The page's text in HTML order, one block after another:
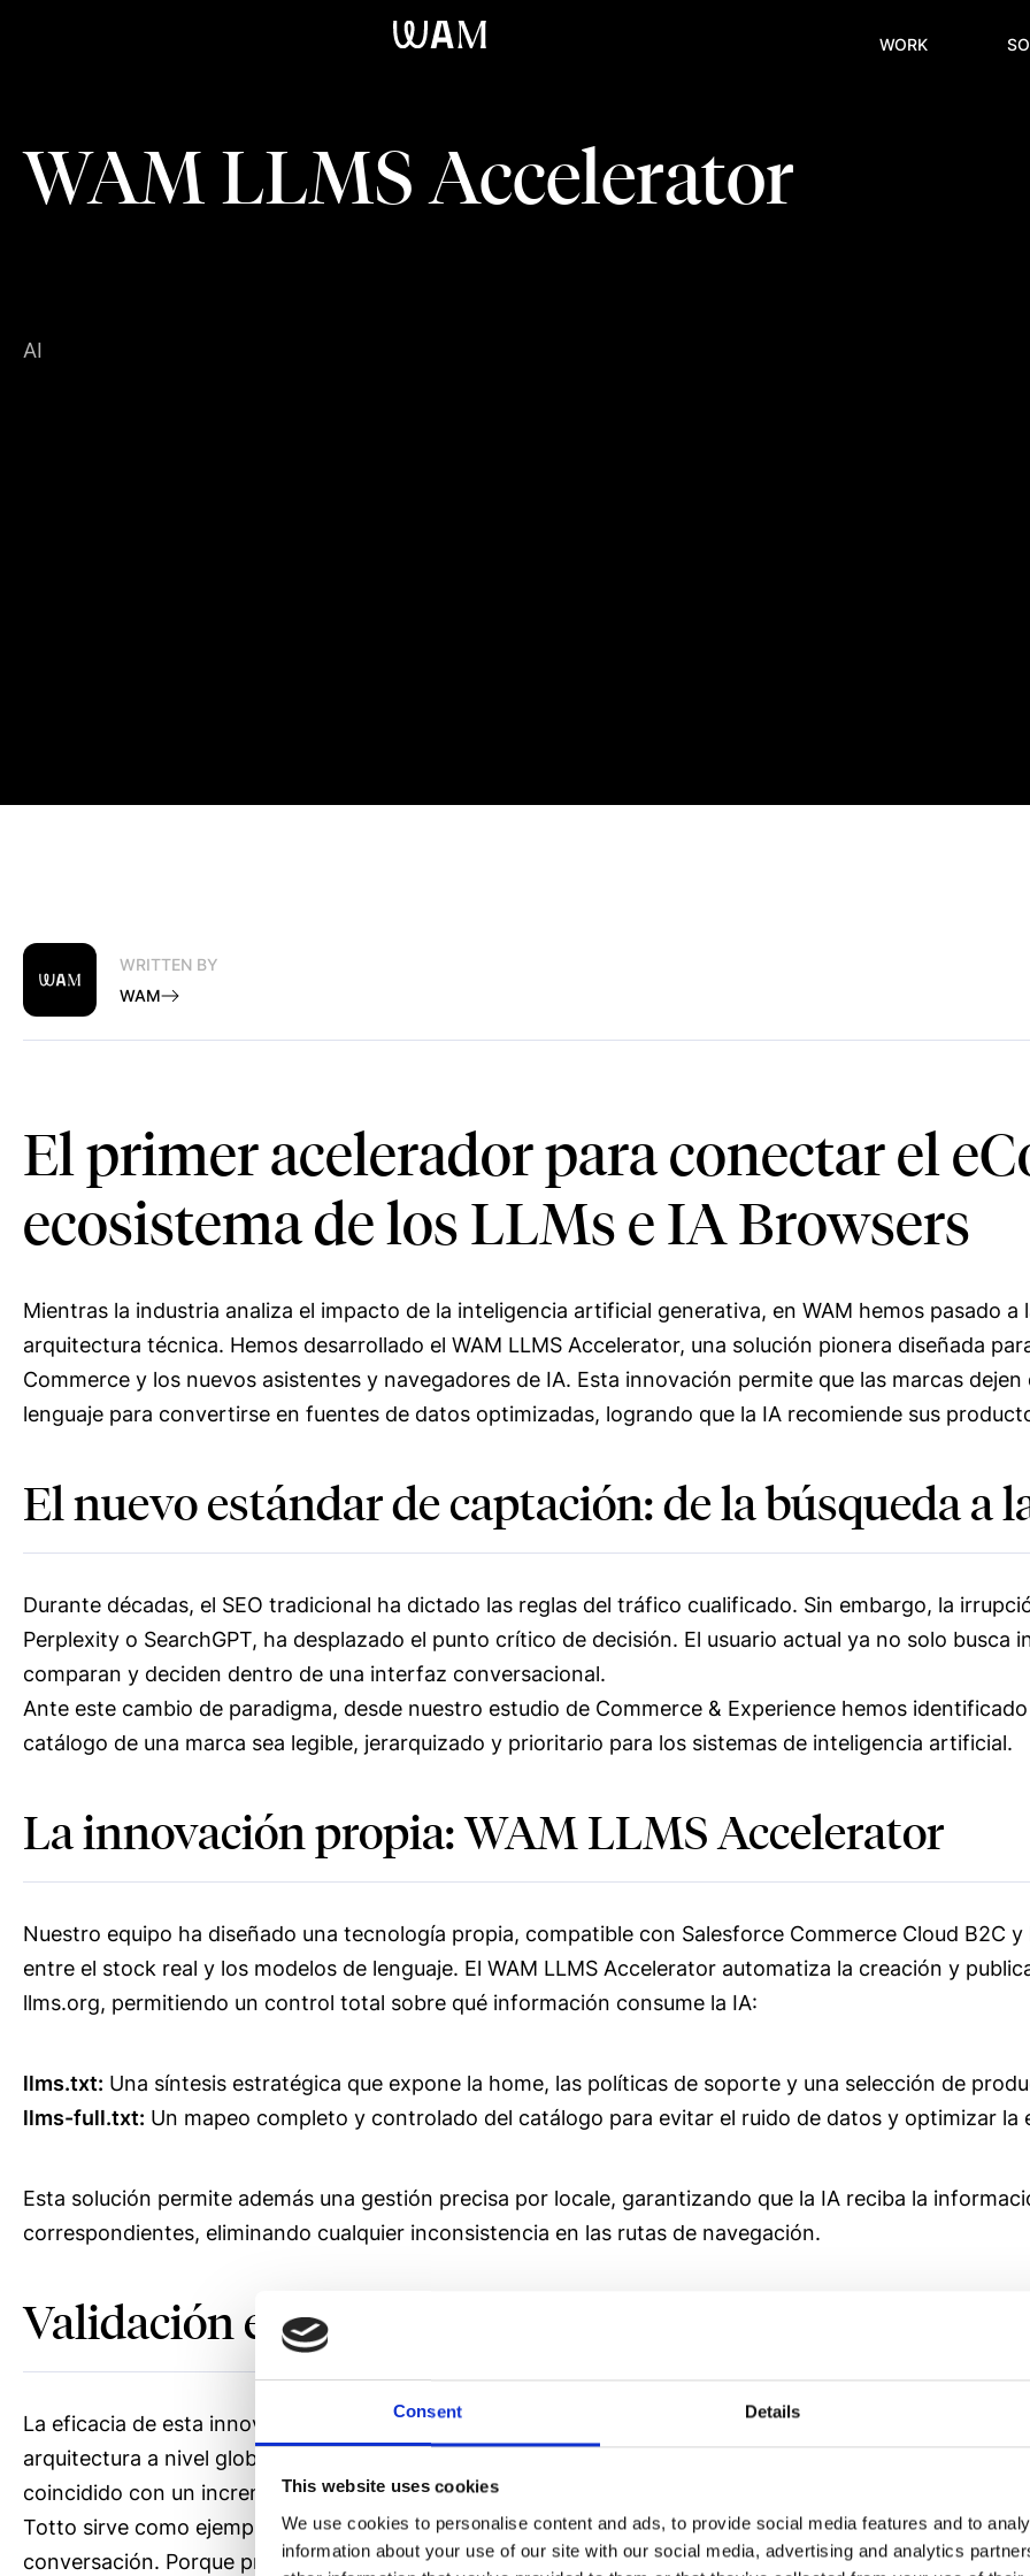
Consent Details
This website uses cookies
We use cookies to personalise content and ads, to provide social media features and to
information about your use of our site with our social media, advertising and analytics
WORK
WAM LLMS Accelerator
AI
WRITTEN BY
WAM
El primer acelerador para conectar el
ecosistema de los LLMs e IA Browsers
Mientras la industria analiza el impacto de la inteligencia artificial generativa, en WAM hemos pasado
arquitectura técnica. Hemos desarrollado el WAM LLMS Accelerator, una solución pionera diseñada
Commerce y los nuevos asistentes y navegadores de IA. Esta innovación permite que las marcas
lenguaje para convertirse en fuentes de datos optimizadas, logrando que la IA recomiende sus
El nuevo estándar de captación: de la búsqueda a
Durante décadas, el SEO tradicional ha dictado las reglas del tráfico cualificado. Sin embargo, la
Perplexity o SearchGPT, ha desplazado el punto crítico de decisión. El usuario actual ya no solo
comparan y deciden dentro de una interfaz conversacional.
Ante este cambio de paradigma, desde nuestro estudio de Commerce & Experience hemos
catálogo de una marca sea legible, jerarquizado y prioritario para los sistemas de inteligencia artificial.
La innovación propia: WAM LLMS Accelerator
Nuestro equipo ha diseñado una tecnología propia, compatible con Salesforce Commerce Cloud B2C
entre el stock real y los modelos de lenguaje. El WAM LLMS Accelerator automatiza la creación y
llms.org, permitiendo un control total sobre qué información consume la IA:
llms.txt: Una síntesis estratégica que expone la home, las políticas de soporte y una selección de
llms-full.txt: Un mapeo completo y controlado del catálogo para evitar el ruido de datos y optimizar la
Esta solución permite además una gestión precisa por locale, garantizando que la IA reciba la
correspondientes, eliminando cualquier inconsistencia en las rutas de navegación.
Validación en entorno real: el caso Totto
La eficacia de esta innovación la hemos validado implementándolo estratégicamente en Totto, uno de
arquitectura a nivel global. El despliegue, realizado de forma orquestada a través de validaciones
coincidido con un incremento del 20% en el tráfico de la marca durante el periodo analizado.
Totto sirve como ejemplo práctico de cómo la tecnología de WAM permite capturar una demanda que
conversación. Porque preparar el eCommerce para estos sistemas es hoy una decisión estratégica de